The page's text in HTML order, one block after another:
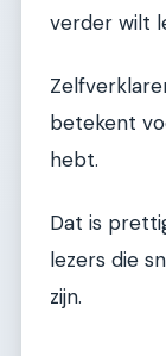
verder wilt
betekent
hebt.
Dat is
lezers die
zijn.